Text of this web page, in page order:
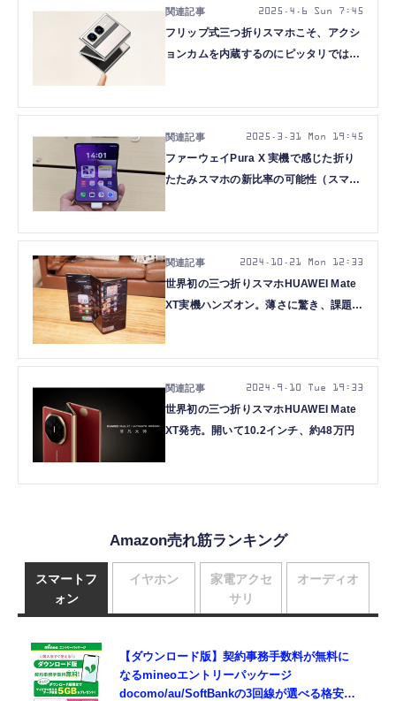
フリップ式三つ折りスマホこそ、アクシ
ョンカムを内蔵するのにピッタリでは？
2025.4.6 Sun 7:45
ファーウェイPura X 実機で感じた折り
たたみスマホの新比率の可能性（スマホ
2025.3.31 Mon 19:45
世界初の三つ折りスマホHUAWEI Mate
XT実機ハンズオン。薄さに驚き、課題は
2024.10.21 Mon 12:33
世界初の三つ折りスマホHUAWEI Mate
XT発売。開いて10.2インチ、約48万円
2024.9.10 Tue 19:33
Amazon売れ筋ランキング
スマートフ
ォン
【ダウンロード版】契約事務手数料が無料に
なるmineoエントリーパッケージ
docomo/au/SoftBankの3回線が選べる格安
イヤホン
家電アクセ
サリ
オーディオ